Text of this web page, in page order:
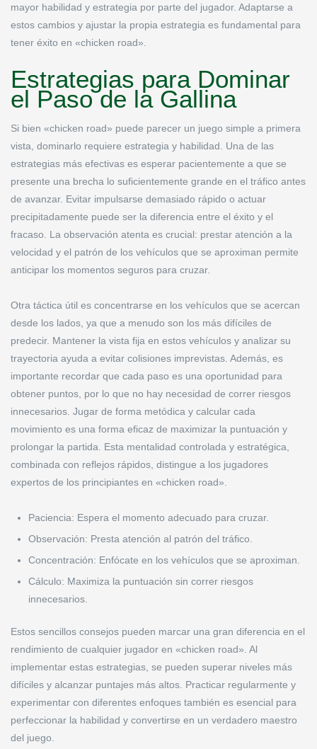
mayor habilidad y estrategia por parte del jugador. Adaptarse a
estos cambios y ajustar la propia estrategia es fundamental para
tener éxito en «chicken road».
Estrategias para Dominar
el Paso de la Gallina
Si bien «chicken road» puede parecer un juego simple a primera
vista, dominarlo requiere estrategia y habilidad. Una de las
estrategias más efectivas es esperar pacientemente a que se
presente una brecha lo suficientemente grande en el tráfico antes
de avanzar. Evitar impulsarse demasiado rápido o actuar
precipitadamente puede ser la diferencia entre el éxito y el
fracaso. La observación atenta es crucial: prestar atención a la
velocidad y el patrón de los vehículos que se aproximan permite
anticipar los momentos seguros para cruzar.
Otra táctica útil es concentrarse en los vehículos que se acercan
desde los lados, ya que a menudo son los más difíciles de
predecir. Mantener la vista fija en estos vehículos y analizar su
trayectoria ayuda a evitar colisiones imprevistas. Además, es
importante recordar que cada paso es una oportunidad para
obtener puntos, por lo que no hay necesidad de correr riesgos
innecesarios. Jugar de forma metódica y calcular cada
movimiento es una forma eficaz de maximizar la puntuación y
prolongar la partida. Esta mentalidad controlada y estratégica,
combinada con reflejos rápidos, distingue a los jugadores
expertos de los principiantes en «chicken road».
Paciencia: Espera el momento adecuado para cruzar.
Observación: Presta atención al patrón del tráfico.
Concentración: Enfócate en los vehículos que se aproximan.
Cálculo: Maximiza la puntuación sin correr riesgos
innecesarios.
Estos sencillos consejos pueden marcar una gran diferencia en el
rendimiento de cualquier jugador en «chicken road». Al
implementar estas estrategias, se pueden superar niveles más
difíciles y alcanzar puntajes más altos. Practicar regularmente y
experimentar con diferentes enfoques también es esencial para
perfeccionar la habilidad y convertirse en un verdadero maestro
del juego.